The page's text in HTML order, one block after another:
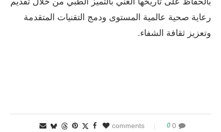
رعاية صحية عالمية المستوى ودمج التقنيات المتقدمة
وتعزيز ثقافة الشفاء.
0 comments
0